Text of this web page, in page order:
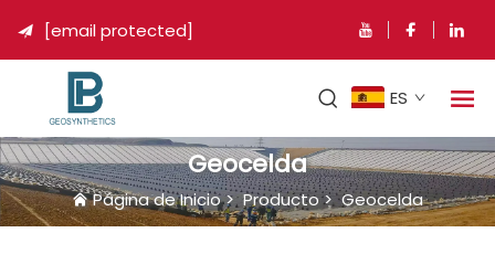
 [email protected]
ES
Geocelda
Página de Inicio>Producto>Geocelda